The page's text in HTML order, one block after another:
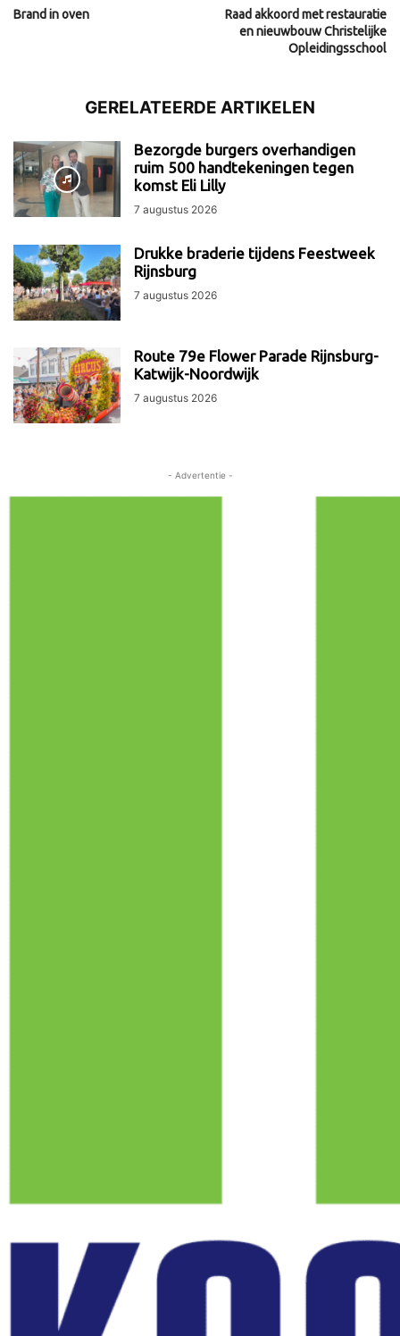
Brand in oven
Raad akkoord met restauratie
en nieuwbouw Christelijke
Opleidingsschool
GERELATEERDE ARTIKELEN
Bezorgde burgers overhandigen
ruim 500 handtekeningen tegen
komst Eli Lilly
7 augustus 2026
Drukke braderie tijdens Feestweek
Rijnsburg
7 augustus 2026
Route 79e Flower Parade Rijnsburg-
Katwijk-Noordwijk
7 augustus 2026
- Advertentie -